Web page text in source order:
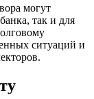
могут
так и для
ситуаций и